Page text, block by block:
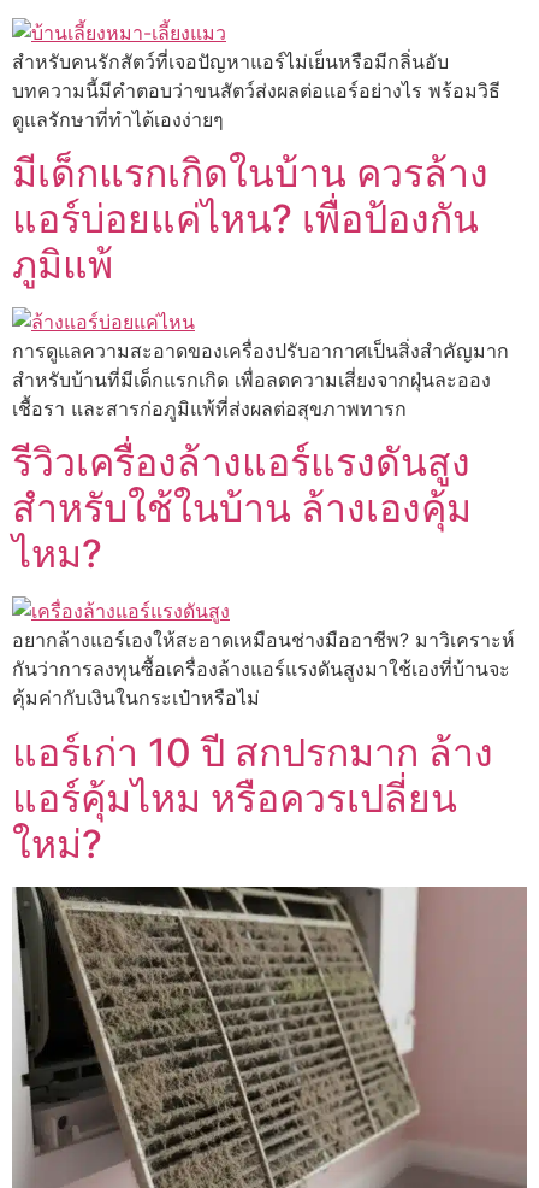
สำหรับคนรักสัตว์ที่เจอปัญหาแอร์ไม่เย็นหรือมีกลิ่นอับ
บทความนี้มีคำตอบว่าขนสัตว์ส่งผลต่อแอร์อย่างไร พร้อมวิธี
ดูแลรักษาที่ทำได้เองง่ายๆ
มีเด็กแรกเกิดในบ้าน ควรล้าง
แอร์บ่อยแค่ไหน? เพื่อป้องกัน
ภูมิแพ้
การดูแลความสะอาดของเครื่องปรับอากาศเป็นสิ่งสำคัญมาก
สำหรับบ้านที่มีเด็กแรกเกิด เพื่อลดความเสี่ยงจากฝุ่นละออง
เชื้อรา และสารก่อภูมิแพ้ที่ส่งผลต่อสุขภาพทารก
รีวิวเครื่องล้างแอร์แรงดันสูง
สำหรับใช้ในบ้าน ล้างเองคุ้ม
ไหม?
อยากล้างแอร์เองให้สะอาดเหมือนช่างมืออาชีพ? มาวิเคราะห์
กันว่าการลงทุนซื้อเครื่องล้างแอร์แรงดันสูงมาใช้เองที่บ้านจะ
คุ้มค่ากับเงินในกระเป๋าหรือไม่
แอร์เก่า 10 ปี สกปรกมาก ล้าง
แอร์คุ้มไหม หรือควรเปลี่ยน
ใหม่?